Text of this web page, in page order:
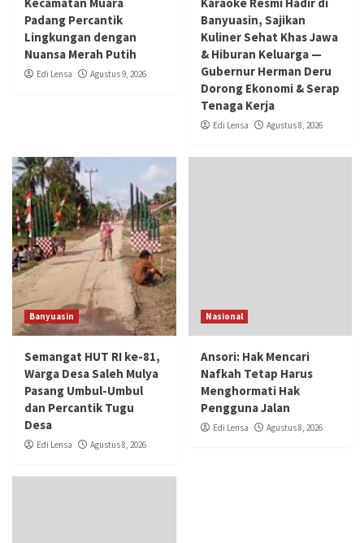
Padang Percantik
Lingkungan dengan
Nuansa Merah Putih
Edi Lensa Agustus 9, 2026
Banyuasin, Sajikan
Kuliner Sehat Khas Jawa
& Hiburan Keluarga —
Gubernur Herman Deru
Dorong Ekonomi & Serap
Tenaga Kerja
Edi Lensa Agustus 8, 2026
Banyuasin
Semangat HUT RI ke-81,
Warga Desa Saleh Mulya
Pasang Umbul-Umbul
dan Percantik Tugu
Desa
Edi Lensa Agustus 8, 2026
Nasional
Ansori: Hak Mencari
Nafkah Tetap Harus
Menghormati Hak
Pengguna Jalan
Edi Lensa Agustus 8, 2026